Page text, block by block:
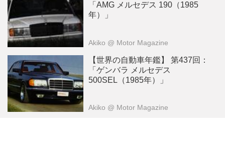
「AMG メルセデス 190（1985
年）」
Akiko @ Motor Magazine
【世界の自動車年鑑】 第437回：
「ゲンバラ メルセデス
500SEL（1985年）」
Akiko @ Motor Magazine